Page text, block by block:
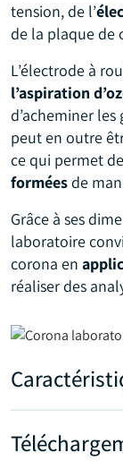
tension, de l’
de la plaque de
L’électrode à
l’aspiration
d’acheminer
peut en outre
ce qui permet
forméesde
Grâce à ses
laboratoire
corona en
réaliser des